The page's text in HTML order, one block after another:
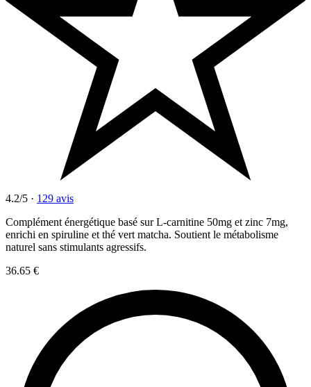
4.2/5 · 129 avis
Complément énergétique basé sur L-carnitine 50mg et zinc 7mg,
enrichi en spiruline et thé vert matcha. Soutient le métabolisme
naturel sans stimulants agressifs.
36.65 €